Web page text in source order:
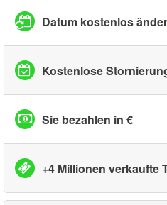
Datum kostenlos
Kostenlose
Sie bezahlen in €
+4 Millionen verkaufte